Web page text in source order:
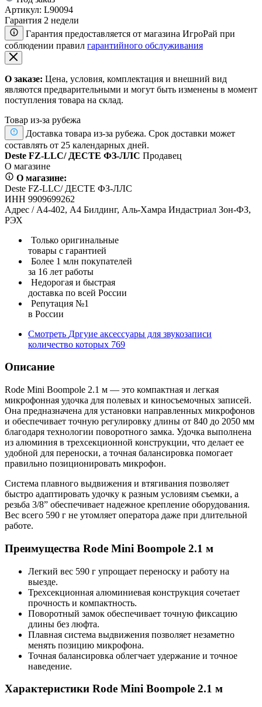
Артикул: L90094
Гарантия 2 недели
Гарантия предоставляется от магазина ИгроРай при
соблюдении правил гарантийного обслуживания
О заказе: Цена, условия, комплектация и внешний вид
являются предварительными и могут быть изменены в момент
поступления товара на склад.
Товар из-за рубежа
Доставка товара из-за рубежа. Срок доставки может
составлять от 25 календарных дней.
Deste FZ-LLC/ ДЕСТЕ ФЗ-ЛЛС Продавец
О магазине
О магазине:
Deste FZ-LLC/ ДЕСТЕ ФЗ-ЛЛС
ИНН 9909699262
Адрес / А4-402, А4 Билдинг, Аль-Хамра Индастриал Зон-ФЗ,
РЭХ
Только оригинальные
товары с гарантией
Более 1 млн покупателей
за 16 лет работы
Недорогая и быстрая
доставка по всей России
Репутация №1
в России
Смотреть Дргуие аксессуары для звукозаписи
количество которых 769
Описание
Rode Mini Boompole 2.1 м — это компактная и легкая
микрофонная удочка для полевых и киносъемочных записей.
Она предназначена для установки направленных микрофонов
и обеспечивает точную регулировку длины от 840 до 2050 мм
благодаря технологии поворотного замка. Удочка выполнена
из алюминия в трехсекционной конструкции, что делает ее
удобной для переноски, а точная балансировка помогает
правильно позиционировать микрофон.
Система плавного выдвижения и втягивания позволяет
быстро адаптировать удочку к разным условиям съемки, а
резьба 3/8” обеспечивает надежное крепление оборудования.
Вес всего 590 г не утомляет оператора даже при длительной
работе.
Преимущества Rode Mini Boompole 2.1 м
Легкий вес 590 г упрощает переноску и работу на
выезде.
Трехсекционная алюминиевая конструкция сочетает
прочность и компактность.
Поворотный замок обеспечивает точную фиксацию
длины без люфта.
Плавная система выдвижения позволяет незаметно
менять позицию микрофона.
Точная балансировка облегчает удержание и точное
наведение.
Характеристики Rode Mini Boompole 2.1 м